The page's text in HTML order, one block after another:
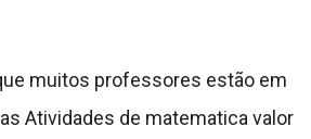
muitos professores estão em
Atividades de matematica valor